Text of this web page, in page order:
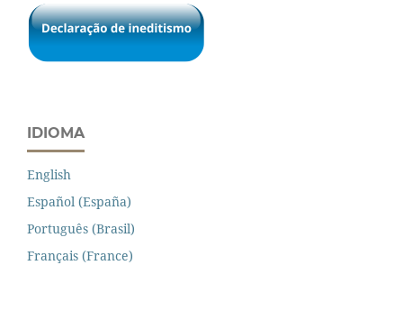
IDIOMA
English
Español (España)
Português (Brasil)
Français (France)